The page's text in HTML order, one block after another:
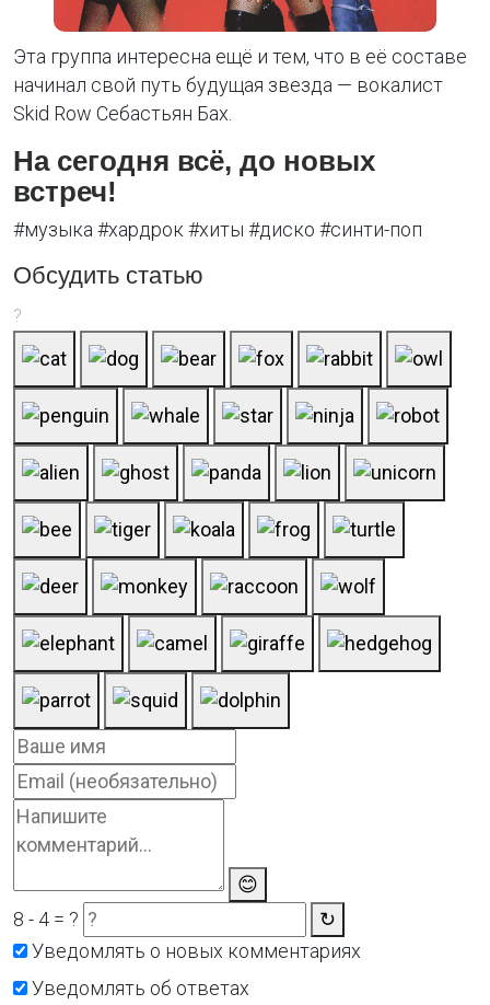
Эта группа интересна ещё и тем, что в её составе
начинал свой путь будущая звезда — вокалист
Skid Row Себастьян Бах.
На сегодня всё, до новых
встреч!
#музыка #хардрок #хиты #диско #синти-поп
Обсудить статью
?
😊
8 - 4 = ?
↻
Уведомлять о новых комментариях
Уведомлять об ответах